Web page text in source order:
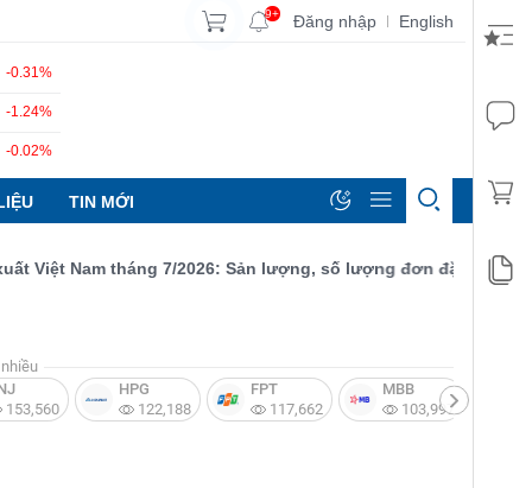
9+ Đăng nhập | English
-0.31%
-1.24%
-0.02%
TIN MỚI
Nam tháng 7/2026: Sản lượng, số lượng đơn đặt hàng mới
153,560
HPG
122,188
FPT
117,662
MBB
103,997